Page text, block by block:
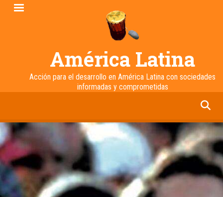
Pasar
América Latina
Acción para el desarrollo en América Latina con sociedades
informadas y comprometidas